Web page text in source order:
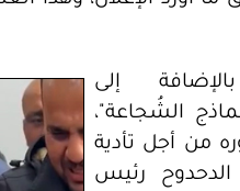
إلى
الشُجاعة"،
من أجل تأدية
رئيس